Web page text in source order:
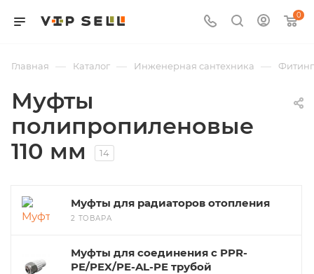
0
Главная — Каталог — Инженерная сантехника —
Муфты
полипропиленовые
110 мм
14
Муфты для радиаторов отопления
2 ТОВАРА
Муфты для соединения с PPR-
PE/PEX/PE-AL-PE трубой